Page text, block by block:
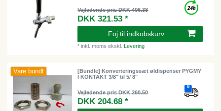
Vejledende pris DKK 406.38
DKK 321.53 *
Foj til indkobskurv
*inkl. moms ekskl.Levering
Vare bundt
[Bundle] Konverteringssæt øldispenser PYGMY
I KONTAKT 3/8" til 5/ 8"
Vejledende pris DKK 260.50
DKK 204.68 *